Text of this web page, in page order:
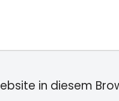
in diesem